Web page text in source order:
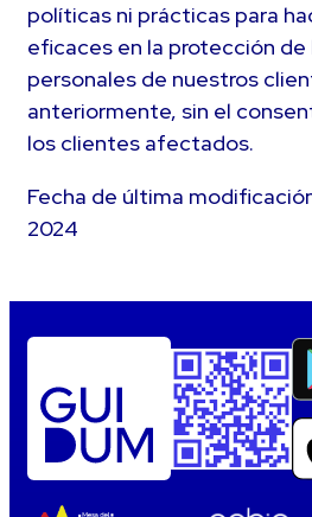
políticas ni prácticas para
eficaces en la protección
personales de nuestros
anteriormente, sin el
los clientes afectados.
Fecha de última
2024